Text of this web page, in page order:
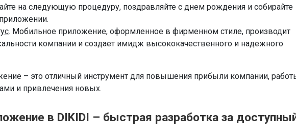
на следующую процедуру, поздравляйте с днем рождения и собирайте
. Мобильное приложение, оформленное в фирменном стиле, производит
компании и создает имидж высококачественного и надежного
– это отличный инструмент для повышения прибыли компании,
и привлечения новых.
в DIKIDI – быстрая разработка за